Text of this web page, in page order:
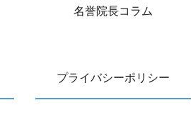
名誉院長コラム
プライバシーポリシー